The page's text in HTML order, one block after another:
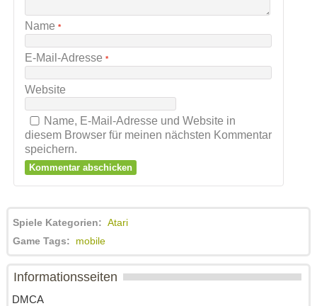
Name *
E-Mail-Adresse *
Website
Name, E-Mail-Adresse und Website in
diesem Browser für meinen nächsten Kommentar
speichern.
Spiele Kategorien: Atari
Game Tags: mobile
Informationsseiten
DMCA